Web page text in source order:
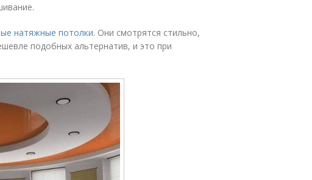
натяжные потолки. Они смотрятся стильно,
подобных альтернатив, и это при